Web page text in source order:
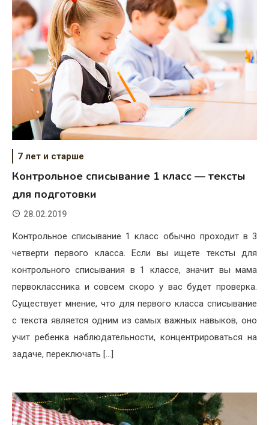
7 лет и старше
Контрольное списывание 1 класс — тексты
для подготовки
28.02.2019
Контрольное списывание 1 класс обычно проходит в 3
четверти первого класса. Если вы ищете тексты для
контрольного списывания в 1 классе, значит вы мама
первоклассника и совсем скоро у вас будет проверка.
Существует мнение, что для первого класса списывание
с текста является одним из самых важных навыков, оно
учит ребенка наблюдательности, концентрироваться на
задаче, переключать […]